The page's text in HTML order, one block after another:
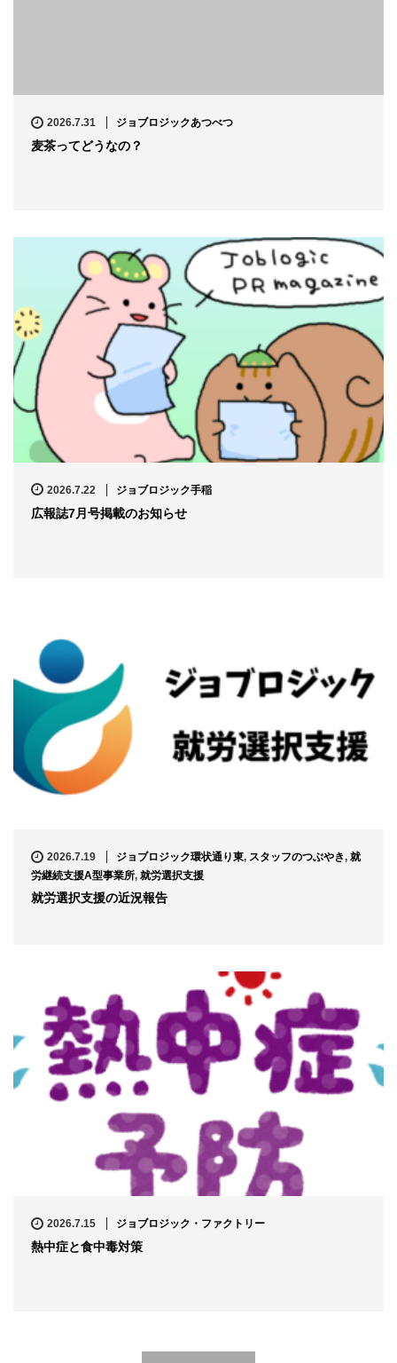
2026.7.31 ジョブロジックあつべつ
麦茶ってどうなの？
2026.7.22 ジョブロジック手稲
広報誌7月号掲載のお知らせ
2026.7.19 ジョブロジック環状通り東, スタッフのつぶやき, 就
労継続支援A型事業所, 就労選択支援
就労選択支援の近況報告
2026.7.15 ジョブロジック・ファクトリー
熱中症と食中毒対策